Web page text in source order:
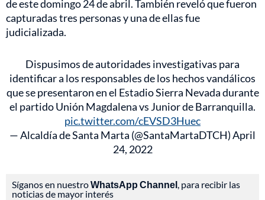
de este domingo 24 de abril. También reveló que fueron
capturadas tres personas y una de ellas fue
judicializada.
Dispusimos de autoridades investigativas para
identificar a los responsables de los hechos vandálicos
que se presentaron en el Estadio Sierra Nevada durante
el partido Unión Magdalena vs Junior de Barranquilla.
pic.twitter.com/cEVSD3Huec
— Alcaldía de Santa Marta (@SantaMartaDTCH)April
24, 2022
Síganos en nuestroWhatsApp Channel , para recibir las
noticias de mayor interés